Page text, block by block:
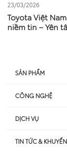
23/03/2026
Toyota Việt
niềm tin – Yên
SẢN PHẨM
Hybrid EV
SUV
Sedan
CÔNG NGHỆ
Hybrid
TSS
DỊCH VỤ
Dịch vụ sau bán
TIN TỨC &